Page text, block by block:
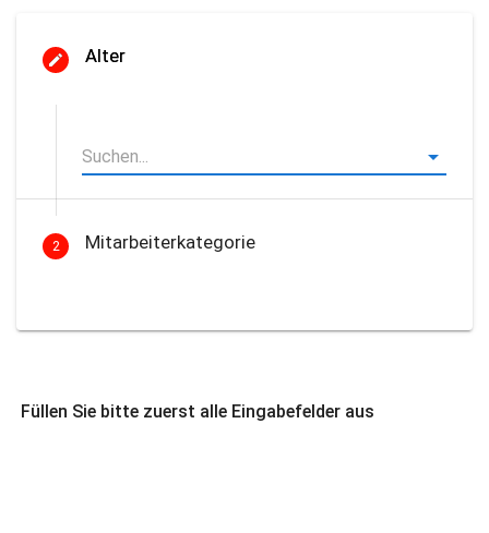
Alter
2 Mitarbeiterkategorie
Füllen Sie bitte zuerst alle Eingabefelder aus